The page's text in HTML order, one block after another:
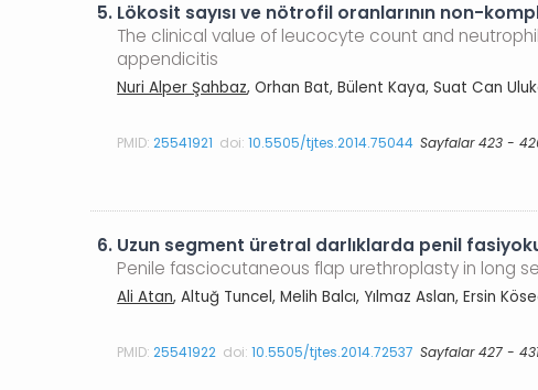
5. Lökosit sayısı ve nötrofil oranlarının non-
The clinical value of leucocyte count and
appendicitis
Nuri Alper Şahbaz, Orhan Bat, Bülent Kaya, Suat Can
PMID:25541921 doi:10.5505/tjtes.2014.75044 Sayfalar 423 -
6. Uzun segment üretral darlıklarda penil
Penile fasciocutaneous flap urethroplasty in long
Ali Atan, Altuğ Tuncel, Melih Balcı, Yılmaz Aslan, Ersin
PMID:25541922 doi:10.5505/tjtes.2014.72537 Sayfalar 427 -